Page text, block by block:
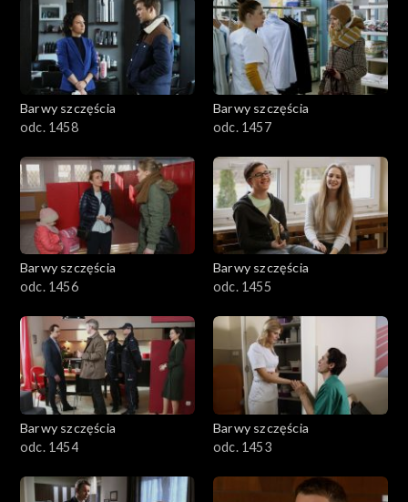
Barwy szczęścia
odc. 1458
Barwy szczęścia
odc. 1457
Barwy szczęścia
odc. 1456
Barwy szczęścia
odc. 1455
Barwy szczęścia
odc. 1454
Barwy szczęścia
odc. 1453